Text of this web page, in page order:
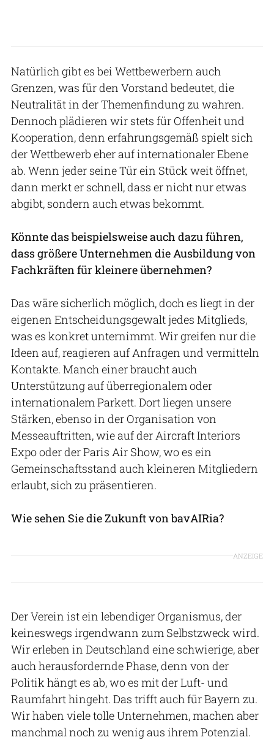
Natürlich gibt es bei Wettbewerbern auch
Grenzen, was für den Vorstand bedeutet, die
Neutralität in der Themenfindung zu wahren.
Dennoch plädieren wir stets für Offenheit und
Kooperation, denn erfahrungsgemäß spielt sich
der Wettbewerb eher auf internationaler Ebene
ab. Wenn jeder seine Tür ein Stück weit öffnet,
dann merkt er schnell, dass er nicht nur etwas
abgibt, sondern auch etwas bekommt.
Könnte das beispielsweise auch dazu führen,
dass größere Unternehmen die Ausbildung von
Fachkräften für kleinere übernehmen?
Das wäre sicherlich möglich, doch es liegt in der
eigenen Entscheidungsgewalt jedes Mitglieds,
was es konkret unternimmt. Wir greifen nur die
Ideen auf, reagieren auf Anfragen und vermitteln
Kontakte. Manch einer braucht auch
Unterstützung auf überregionalem oder
internationalem Parkett. Dort liegen unsere
Stärken, ebenso in der Organisation von
Messeauftritten, wie auf der Aircraft Interiors
Expo oder der Paris Air Show, wo es ein
Gemeinschaftsstand auch kleineren Mitgliedern
erlaubt, sich zu präsentieren.
Wie sehen Sie die Zukunft von bavAIRia?
ANZEIGE
Der Verein ist ein lebendiger Organismus, der
keineswegs irgendwann zum Selbstzweck wird.
Wir erleben in Deutschland eine schwierige, aber
auch herausfordernde Phase, denn von der
Politik hängt es ab, wo es mit der Luft- und
Raumfahrt hingeht. Das trifft auch für Bayern zu.
Wir haben viele tolle Unternehmen, machen aber
manchmal noch zu wenig aus ihrem Potenzial.